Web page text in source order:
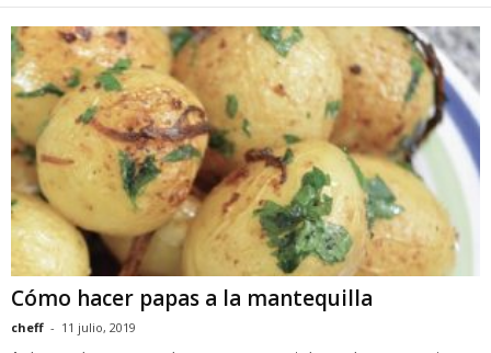
Cómo hacer papas a la mantequilla
cheff - 11 julio, 2019